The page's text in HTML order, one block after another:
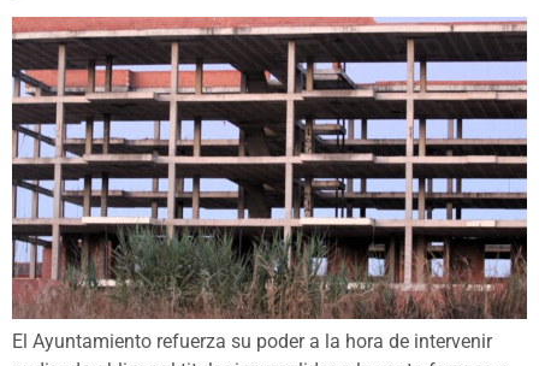
El Ayuntamiento refuerza su poder a la hora de intervenir